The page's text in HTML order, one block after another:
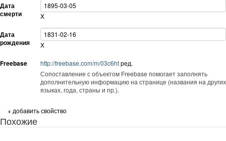
Дата
смерти
X
Дата
рождения
X
Freebase http://freebase.com/m/03c6htред.
Сопоставление с объектом Freebase помогает заполнять
дополнительную информацию на странице (названия на других
языках, года, страны и пр.).
+ добавить свойство
Похожие